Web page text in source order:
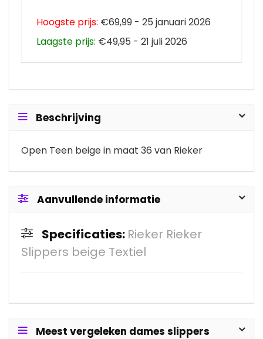
Hoogste prijs: €69,99 - 25 januari 2026
Laagste prijs: €49,95 - 21 juli 2026
Beschrijving
Open Teen beige in maat 36 van Rieker
Aanvullende informatie
Specificaties: Rieker Rieker
Slippers beige Textiel
Meest vergeleken dames slippers